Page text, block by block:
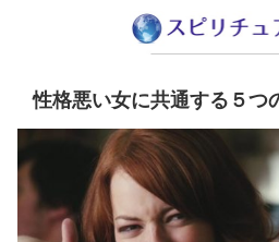
性格悪い女に共通する５つ